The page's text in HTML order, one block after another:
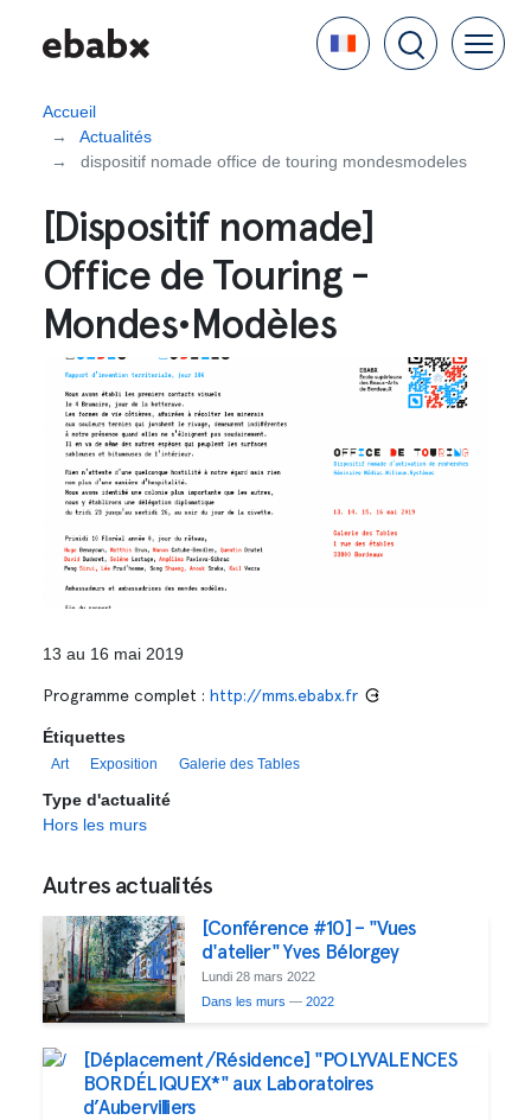
contenu
Language
Accueil
Actualités
dispositif nomade office de touring mondesmodeles
[Dispositif nomade]
Office de Touring -
Mondes•Modèles
13 au 16 mai 2019
Programme complet : http://mms.ebabx.fr
Étiquettes
Art Exposition Galerie des Tables
Type d'actualité
Hors les murs
Autres actualités
[Conférence #10] – "Vues
d'atelier" Yves Bélorgey
Lundi 28 mars 2022
Dans les murs — 2022
[Déplacement/Résidence] "POLYVALENCES
BORDÉLIQUEX*" aux Laboratoires
d’Aubervilliers